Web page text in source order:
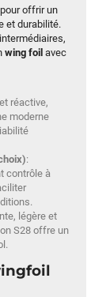
offrir un
et durabilité.
wing foil avec
réactive,
moderne
:
contrôle à
légère et
S28 offre un